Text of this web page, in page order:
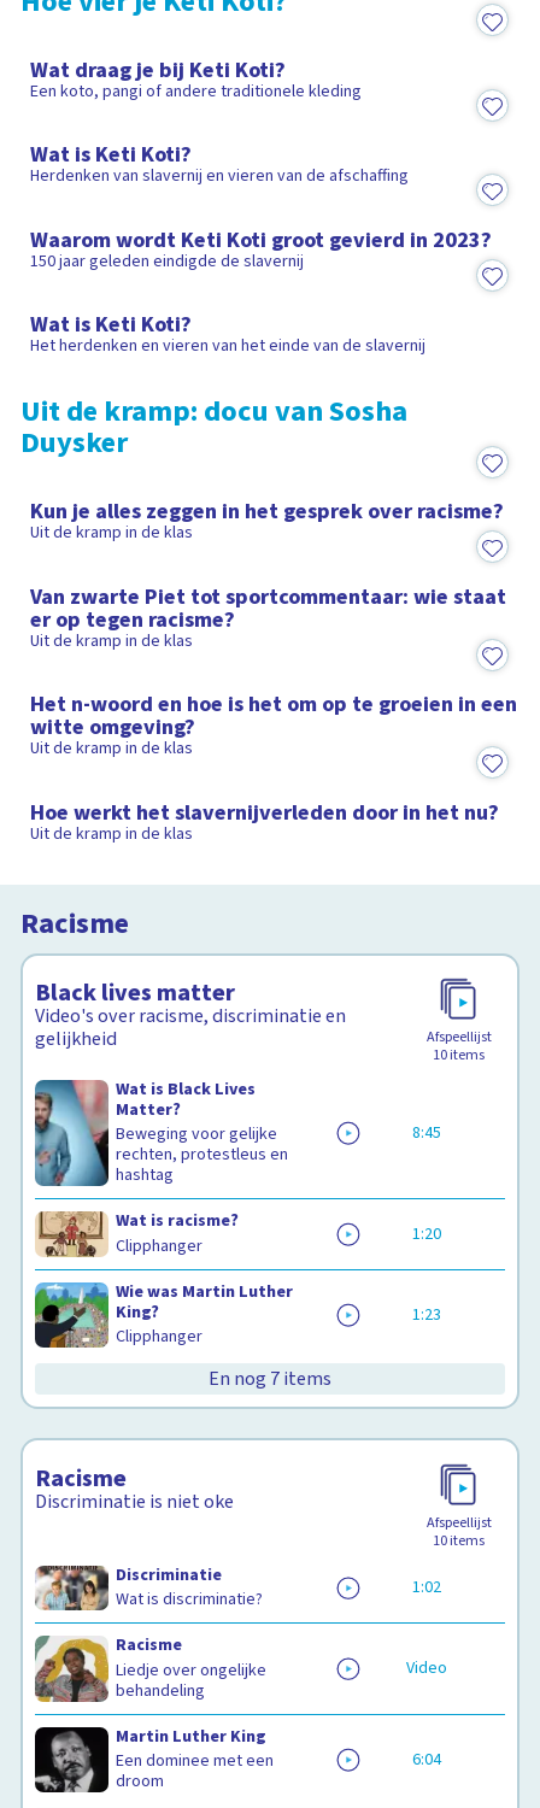
Wat draag je bij Keti Koti?
Een koto, pangi of andere traditionele kleding
Wat is Keti Koti?
Herdenken van slavernij en vieren van de afschaffing
Waarom wordt Keti Koti groot gevierd in 2023?
150 jaar geleden eindigde de slavernij
Wat is Keti Koti?
Het herdenken en vieren van het einde van de slavernij
Uit de kramp: docu van Sosha
Duysker
Kun je alles zeggen in het gesprek over racisme?
Uit de kramp in de klas
Van zwarte Piet tot sportcommentaar: wie staat
er op tegen racisme?
Uit de kramp in de klas
Het n-woord en hoe is het om op te groeien in een
witte omgeving?
Uit de kramp in de klas
Hoe werkt het slavernijverleden door in het nu?
Uit de kramp in de klas
Racisme
Black lives matter
Video's over racisme, discriminatie en
gelijkheid
Afspeellijst
10items
Wat is Black Lives
Matter?
Beweging voor gelijke
rechten, protestleus en
hashtag
8:45
Wat is racisme?
Clipphanger
1:20
Wie was Martin Luther
King?
Clipphanger
1:23
En nog 7 items
Racisme
Discriminatie is niet oke
Afspeellijst
10items
Discriminatie
Wat is discriminatie?
1:02
Racisme
Liedje over ongelijke
behandeling
Video
Martin Luther King
Een dominee met een
droom
6:04